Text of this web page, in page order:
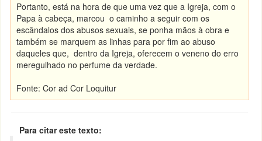
Portanto, está na hora de que uma vez que a Igreja, com o
Papa à cabeça, marcou o caminho a seguir com os
escândalos dos abusos sexuais, se ponha mãos à obra e
também se marquem as linhas para por fim ao abuso
daqueles que, dentro da Igreja, oferecem o veneno do erro
meregulhado no perfume da verdade.
Fonte: Cor ad Cor Loquitur
Para citar este texto: